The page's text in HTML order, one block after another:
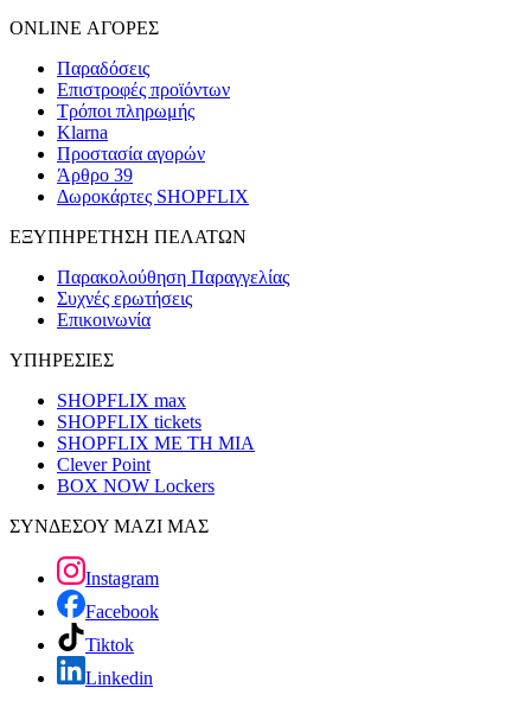
ONLINE ΑΓΟΡΕΣ
Παραδόσεις
Επιστροφές προϊόντων
Τρόποι πληρωμής
Klarna
Προστασία αγορών
Άρθρο 39
Δωροκάρτες SHOPFLIX
ΕΞΥΠΗΡΕΤΗΣΗ ΠΕΛΑΤΩΝ
Παρακολούθηση Παραγγελίας
Συχνές ερωτήσεις
Επικοινωνία
ΥΠΗΡΕΣΙΕΣ
SHOPFLIX max
SHOPFLIX tickets
SHOPFLIX ΜΕ ΤΗ ΜΙΑ
Clever Point
BOX NOW Lockers
ΣΥΝΔΕΣΟΥ ΜΑΖΙ ΜΑΣ
Instagram
Facebook
Tiktok
Linkedin